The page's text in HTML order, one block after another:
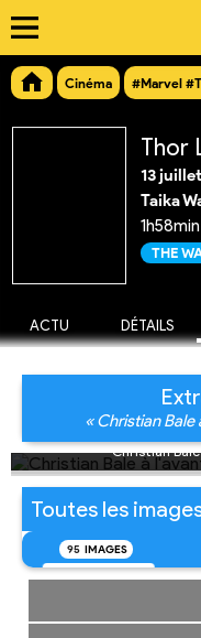
Cinéma #Marvel
Thor
13
Taika
1h58min
THE
ACTU DÉTAILS
« Christian
Christian
Toutes les
95 IMAGES